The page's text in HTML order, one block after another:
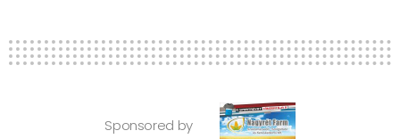
Sponsored by